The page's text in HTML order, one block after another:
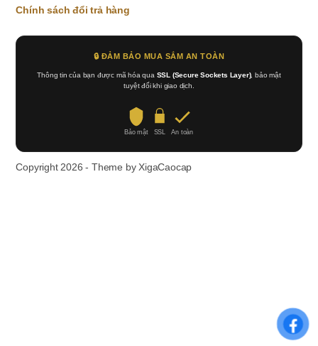
Chính sách đổi trả hàng
🔒 ĐẢM BẢO MUA SẮM AN TOÀN
Thông tin của bạn được mã hóa qua SSL (Secure Sockets Layer), bảo mật
tuyệt đối khi giao dịch.
Bảo mật SSL An toàn
Copyright 2026 - Theme by XigaCaocap